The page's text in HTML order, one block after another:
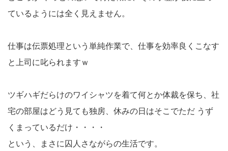
ているようには全く見えません。
仕事は伝票処理という単純作業で、仕事を効率良くこなす
と上司に叱られますｗ
ツギハギだらけのワイシャツを着て何とか体裁を保ち、社
宅の部屋はどう見ても独房、休みの日はそこでただ うず
くまっているだけ・・・・
という、まさに囚人さながらの生活です。